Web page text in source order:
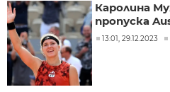
Каролина
пропуска
13:01, 29.12.2023